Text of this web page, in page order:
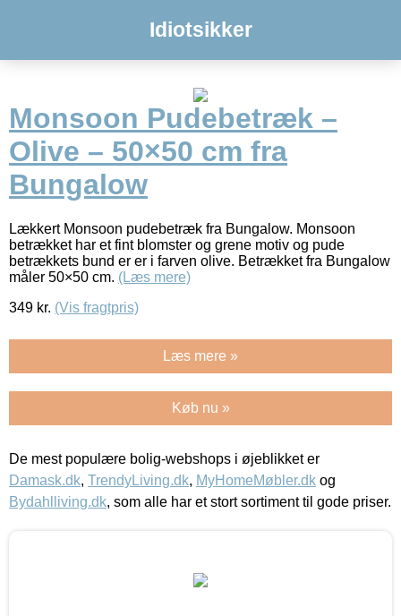
Idiotsikker
Monsoon Pudebetræk –
Olive – 50×50 cm fra
Bungalow
Lækkert Monsoon pudebetræk fra Bungalow. Monsoon
betrækket har et fint blomster og grene motiv og pude
betrækkets bund er er i farven olive. Betrækket fra Bungalow
måler 50×50 cm. (Læs mere)
349 kr. (Vis fragtpris)
Læs mere »
Køb nu »
De mest populære bolig-webshops i øjeblikket er
Damask.dk, TrendyLiving.dk, MyHomeMøbler.dk og
Bydahlliving.dk, som alle har et stort sortiment til gode priser.